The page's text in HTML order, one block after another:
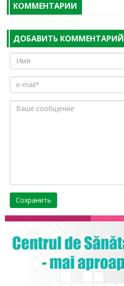
КОММЕНТАРИИ
ДОБАВИТЬ КОММЕНТАРИЙ
Сохранить